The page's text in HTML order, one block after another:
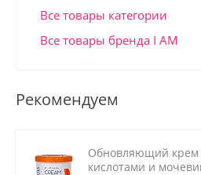
Все товары категории
Все товары бренда I AM
Рекомендуем
Обновляющий крем
кислотами и